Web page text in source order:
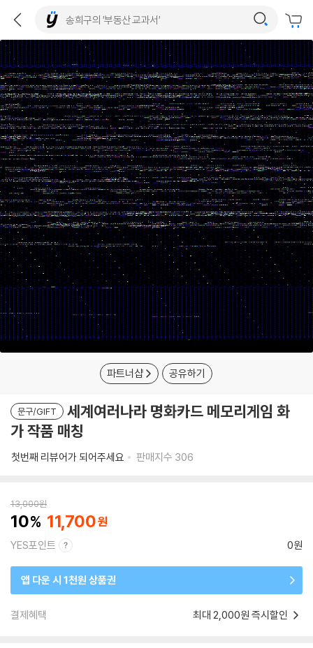
파트너샵 공유하기
문구/GIFT
세계여러나라 명화카드 메모리게임 화
가 작품 매칭
첫번째 리뷰어가 되어주세요 판매지수 306
13,000원
10 11,700
YES포인트 0원
앱 다운 시 1천원 상품권
결제혜택 최대 2,000원 즉시할인